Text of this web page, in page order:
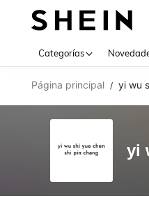
Categorías
Página principal / yi wu
yi